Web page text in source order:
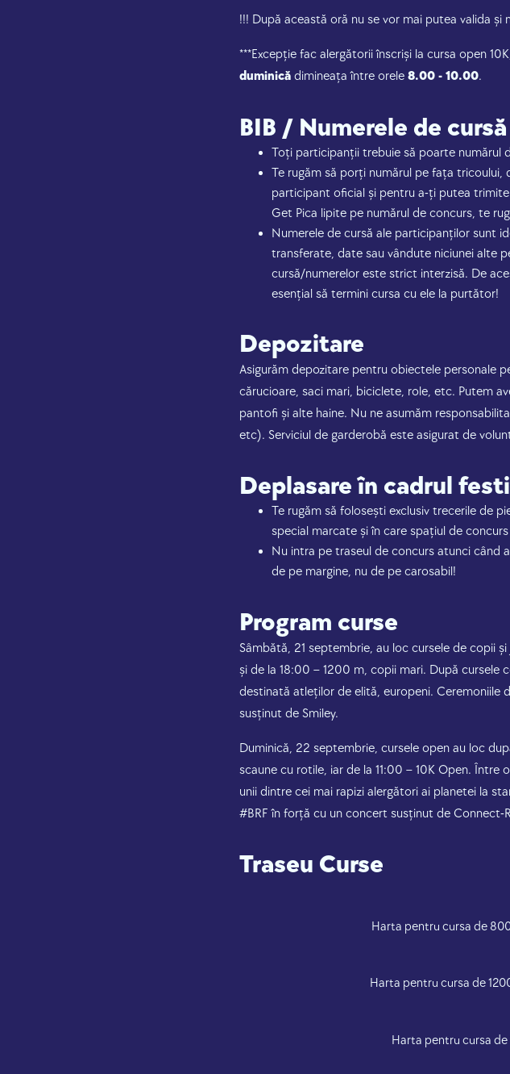
!!! După această oră nu se vor mai putea valida
***Excepție fac alergătorii înscriși la cursa open
duminică dimineața între orele 8.00 - 10.00.
BIB / Numerele de cursă
Toți participanții trebuie să poarte numărul
Te rugăm să porți numărul pe fața
participant oficial și pentru a-ți putea
Get Pica lipite pe numărul de concurs, te
Numerele de cursă ale participanților sunt
transferate, date sau vândute niciunei alte
cursă/numerelor este strict interzisă. De
esențial să termini cursa cu ele la purtător!
Depozitare
Asigurăm depozitare pentru obiectele personale
cărucioare, saci mari, biciclete, role, etc. Putem
pantofi și alte haine. Nu ne asumăm
etc). Serviciul de garderobă este asigurat de
Deplasare în cadrul
Te rugăm să folosești exclusiv trecerile de
special marcate și în care spațiul de
Nu intra pe traseul de concurs atunci când
de pe margine, nu de pe carosabil!
Program curse
Sâmbătă, 21 septembrie, au loc cursele de copii
și de la 18:00 – 1200 m, copii mari. După cursele
destinată atleților de elită, europeni. Ceremoniile
susținut de Smiley.
Duminică, 22 septembrie, cursele open au loc
scaune cu rotile, iar de la 11:00 – 10K Open.
unii dintre cei mai rapizi alergători ai planetei la
#BRF în forță cu un concert susținut de Connect-
Traseu Curse
Harta pentru cursa de
Harta pentru cursa de
Harta pentru cursa de